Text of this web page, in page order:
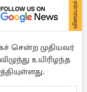
விளம்பரம்
சென்ற முதியவர்
உயிரிழந்த